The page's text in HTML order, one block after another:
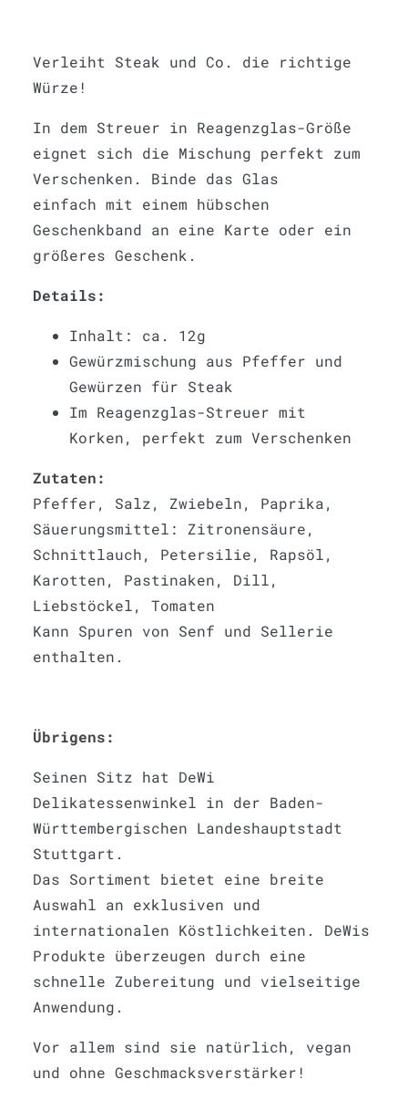
Verleiht Steak und Co. die richtige
Würze!
In dem Streuer in Reagenzglas-Größe
eignet sich die Mischung perfekt zum
Verschenken. Binde das Glas
einfach mit einem hübschen
Geschenkband an eine Karte oder ein
größeres Geschenk.
Details:
Inhalt: ca. 12g
Gewürzmischung aus Pfeffer und
Gewürzen für Steak
Im Reagenzglas-Streuer mit
Korken, perfekt zum Verschenken
Zutaten:
Pfeffer, Salz, Zwiebeln, Paprika,
Säuerungsmittel: Zitronensäure,
Schnittlauch, Petersilie, Rapsöl,
Karotten, Pastinaken, Dill,
Liebstöckel, Tomaten
Kann Spuren von Senf und Sellerie
enthalten.
Übrigens:
Seinen Sitz hat DeWi
Delikatessenwinkel in der Baden-
Württembergischen Landeshauptstadt
Stuttgart.
Das Sortiment bietet eine breite
Auswahl an exklusiven und
internationalen Köstlichkeiten. DeWis
Produkte überzeugen durch eine
schnelle Zubereitung und vielseitige
Anwendung.
Vor allem sind sie natürlich, vegan
und ohne Geschmacksverstärker!